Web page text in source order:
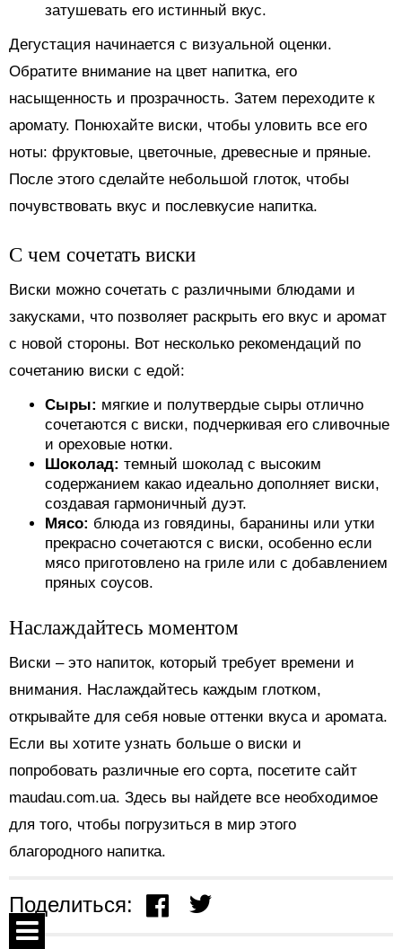
затушевать его истинный вкус.
Дегустация начинается с визуальной оценки.
Обратите внимание на цвет напитка, его
насыщенность и прозрачность. Затем переходите к
аромату. Понюхайте виски, чтобы уловить все его
ноты: фруктовые, цветочные, древесные и пряные.
После этого сделайте небольшой глоток, чтобы
почувствовать вкус и послевкусие напитка.
С чем сочетать виски
Виски можно сочетать с различными блюдами и
закусками, что позволяет раскрыть его вкус и аромат
с новой стороны. Вот несколько рекомендаций по
сочетанию виски с едой:
Сыры: мягкие и полутвердые сыры отлично
сочетаются с виски, подчеркивая его сливочные
и ореховые нотки.
Шоколад: темный шоколад с высоким
содержанием какао идеально дополняет виски,
создавая гармоничный дуэт.
Мясо: блюда из говядины, баранины или утки
прекрасно сочетаются с виски, особенно если
мясо приготовлено на гриле или с добавлением
пряных соусов.
Наслаждайтесь моментом
Виски – это напиток, который требует времени и
внимания. Наслаждайтесь каждым глотком,
открывайте для себя новые оттенки вкуса и аромата.
Если вы хотите узнать больше о виски и
попробовать различные его сорта, посетите сайт
maudau.com.ua. Здесь вы найдете все необходимое
для того, чтобы погрузиться в мир этого
благородного напитка.
Поделиться: